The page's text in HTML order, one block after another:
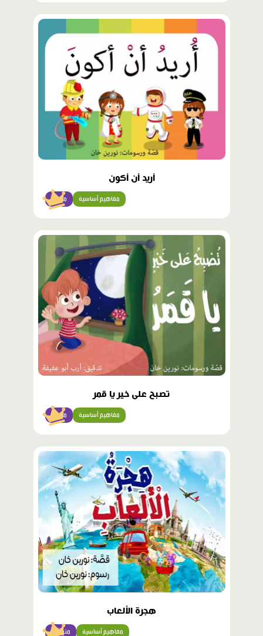
محتوى
مميّز
أريد أن أكون
مبتدئ مفاهيم أساسية
محتوى
مميّز
تصبح على خير يا قمر
مبتدئ مفاهيم أساسية
محتوى
هجرة الألعاب
متوسّط مفاهيم أساسية